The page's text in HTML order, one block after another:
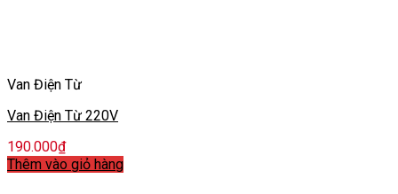
Van Điện Từ
Van Điện Từ 220V
190.000₫
Thêm vào giỏ hàng